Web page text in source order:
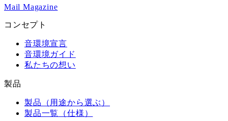
Mail Magazine
コンセプト
音環境宣言
音環境ガイド
私たちの想い
製品
製品（用途から選ぶ）
製品一覧（仕様）